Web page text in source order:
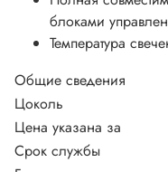
блоками
Температура
Общие сведения
Цоколь
Цена указана за
Срок службы